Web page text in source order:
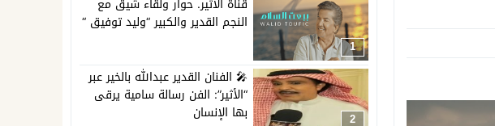
1
قناة الاثير. حوار ولقاء شيق مع
النجم القدير والكبير “وليد توفيق “
2
🎤 الفنان القدير عبدالله بالخير عبر
“الأثير”: الفن رسالة سامية يرقى
بها الإنسان